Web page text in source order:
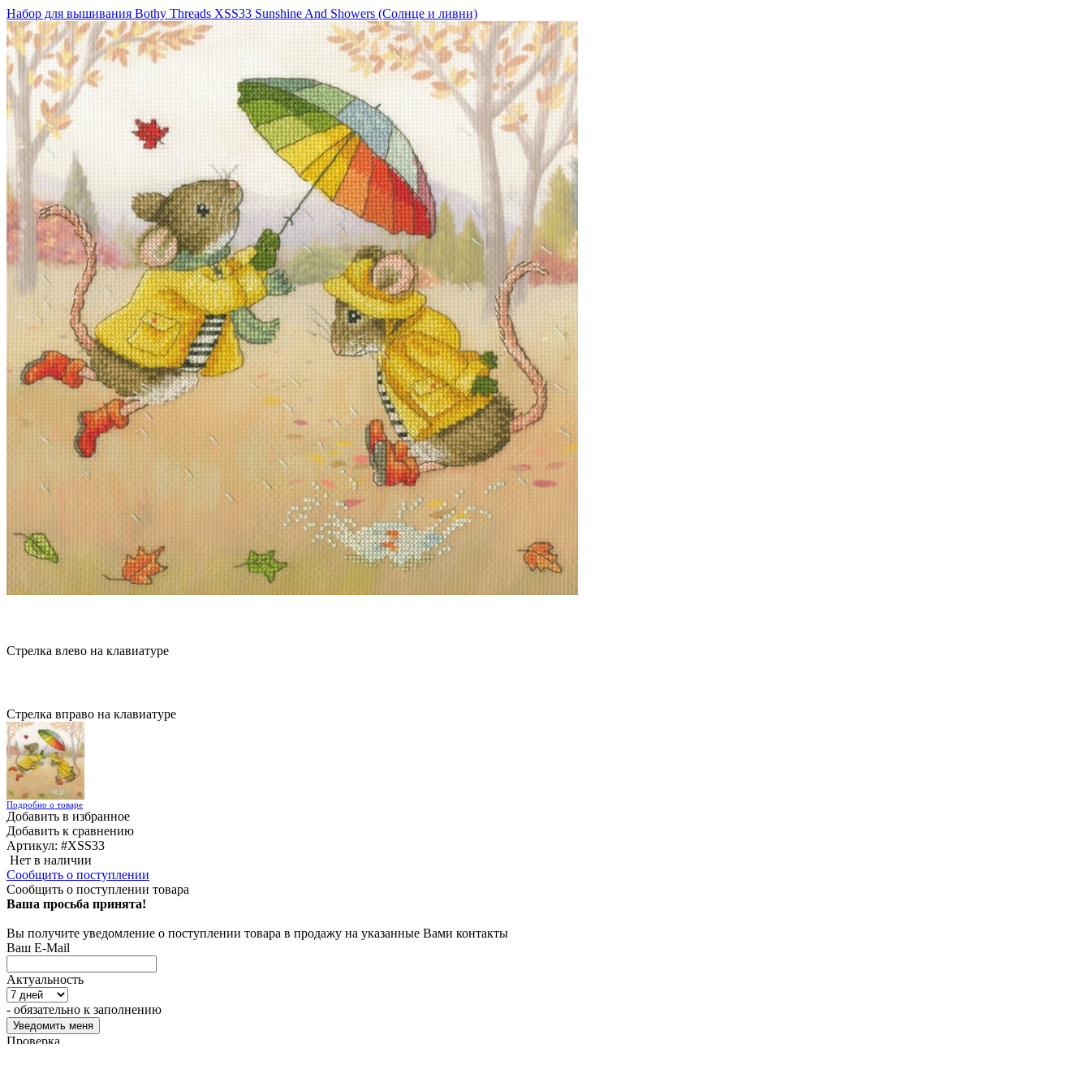
Набор для вышивания Bothy Threads XSS33 Sunshine And Showers (Солнце и ливни)
Стрелка влево на клавиатуре
Стрелка вправо на клавиатуре
Подробно о товаре
Добавить в избранное
Добавить к сравнению
Артикул: #XSS33
Нет в наличии
Сообщить о поступлении
Сообщить о поступлении товара
Ваша просьба принята!
Вы получите уведомление о поступлении товара в продажу на указанные Вами контакты
Ваш E-Mail
Актуальность
- обязательно к заполнению
Проверка...